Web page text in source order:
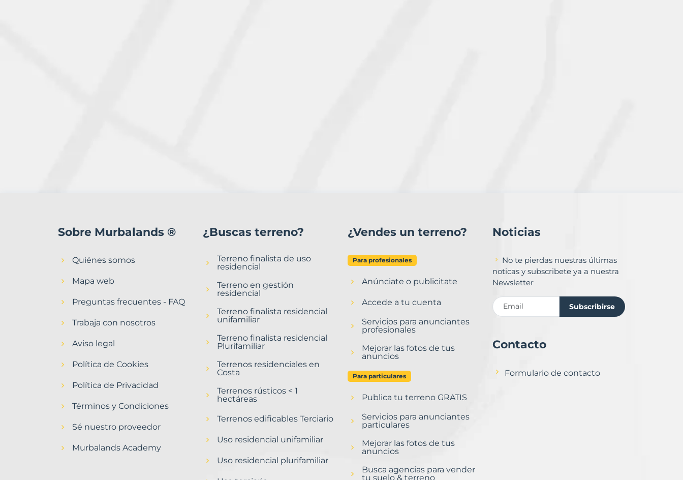
Alacant/Alicante
Sobre Murbalands ®
Quiénes somos
Mapa web
Preguntas frecuentes - FAQ
Trabaja con nosotros
Aviso legal
Política de Cookies
Política de Privacidad
Términos y Condiciones
Sé nuestro proveedor
Murbalands Academy
¿Buscas terreno?
Terreno finalista de uso
residencial
Terreno en gestión
residencial
Terreno finalista residencial
unifamiliar
Terreno finalista residencial
Plurifamiliar
Terrenos residenciales en
Costa
Terrenos rústicos < 1
hectáreas
Terrenos edificables Terciario
Uso residencial unifamiliar
Uso residencial plurifamiliar
¿Vendes un terreno?
Para profesionales
Anúnciate o publicitate
Accede a tu cuenta
Servicios para anunciantes
profesionales
Mejorar las fotos de tus
anuncios
Para particulares
Publica tu terreno GRATIS
Servicios para anunciantes
particulares
Mejorar las fotos de tus
anuncios
Busca agencias para vender
tu suelo & terreno
Noticias
No te pierdas nuestras últimas
noticas y subscribete ya a nuestra
Newsletter
Subscribirse
Contacto
Formulario de contacto